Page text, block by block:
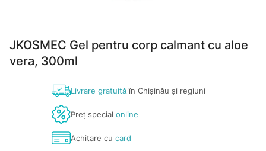
JKOSMEC Gel pentru corp calmant cu aloe
vera, 300ml
Livrare gratuităîn Chișinău și regiuni
Preț special online
Achitare cu card